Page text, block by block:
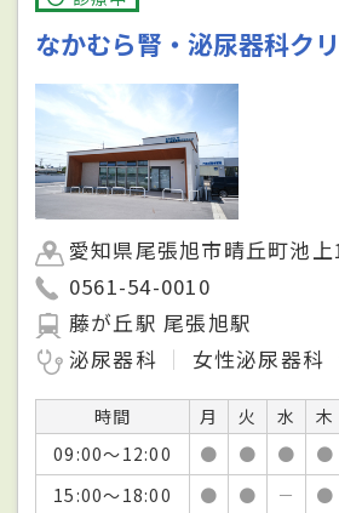
なかむら腎・泌尿器科ク
愛知県尾張旭市晴丘町池
0561-54-0010
藤が丘駅 尾張旭駅
泌尿器科
女性泌尿器科
時間 月 火 水 木
09:00～12:00
● ● ● ●
15:00～18:00
● ● － ●